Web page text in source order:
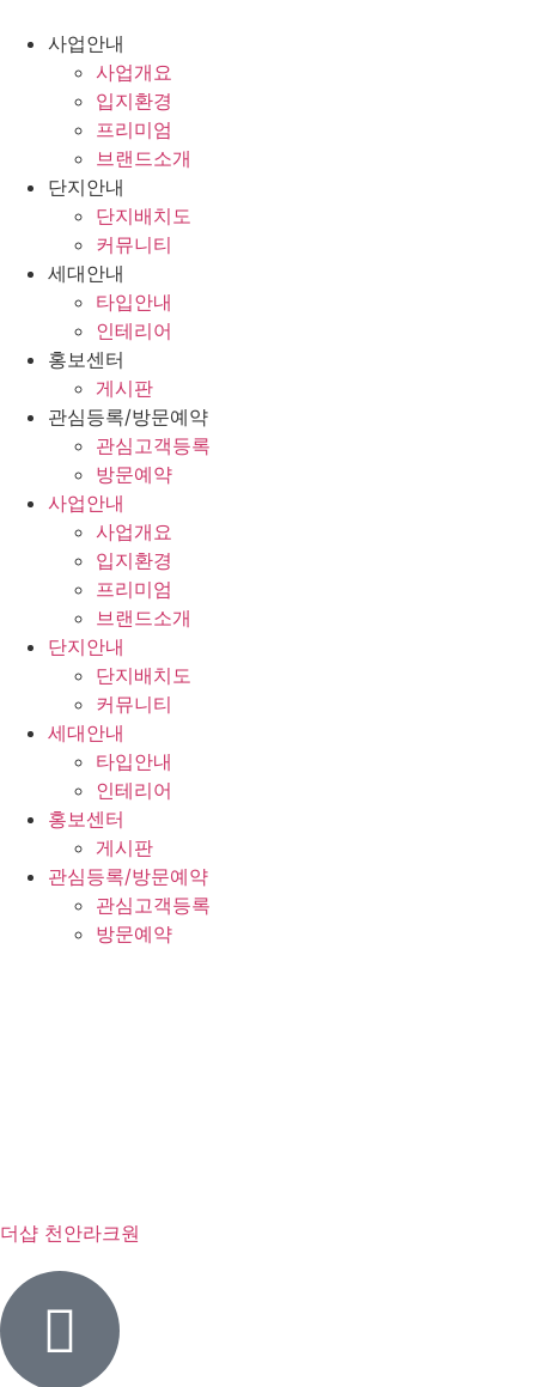
사업안내
사업개요
입지환경
프리미엄
브랜드소개
단지안내
단지배치도
커뮤니티
세대안내
타입안내
인테리어
홍보센터
게시판
관심등록/방문예약
관심고객등록
방문예약
사업안내
사업개요
입지환경
프리미엄
브랜드소개
단지안내
단지배치도
커뮤니티
세대안내
타입안내
인테리어
홍보센터
게시판
관심등록/방문예약
관심고객등록
방문예약
더샵 천안라크원